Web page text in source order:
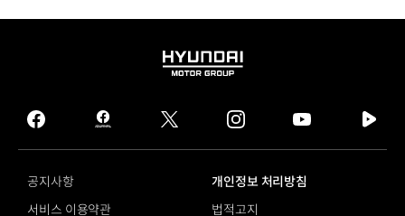
HYUNDAI
GROUP
facebook
hmg
journal
twitter instagram
tv
공지사항
개인정보 처리방침
서비스 이용약관
법적고지